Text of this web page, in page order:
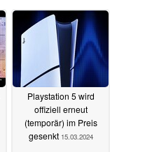
Playstation 5 wird
offiziell erneut
(temporär) im Preis
gesenkt 15.03.2024